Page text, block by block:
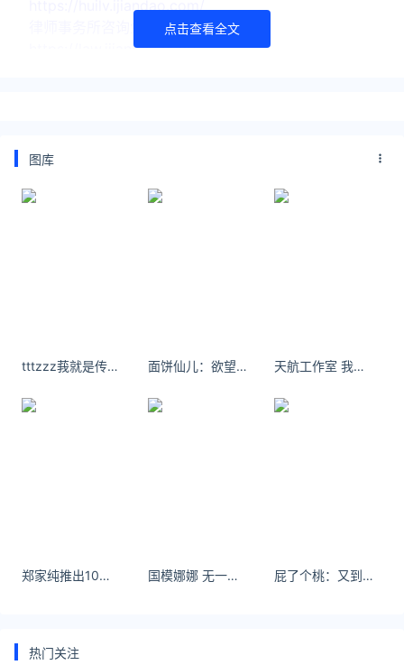
https://huilv.ijiandao.com/
律师事务所咨询免费24小时在线：
https://law.ijiandao.com/
原文链接
点击查看全文
图库
tttzzz莪就是传说中旳个性姐。 面饼仙儿：欲望本该像野马 而我只想要你。 天航工作室 我把所有的细节都给了你，你却说我不是迪迦给不了你想要的光。
郑家纯推出10周年纪念写真集《纯熟》 国模娜娜 无一是你，无一不是你。 屁了个桃：又到了吃热乎乎糖炒栗子的季节啦
热门关注